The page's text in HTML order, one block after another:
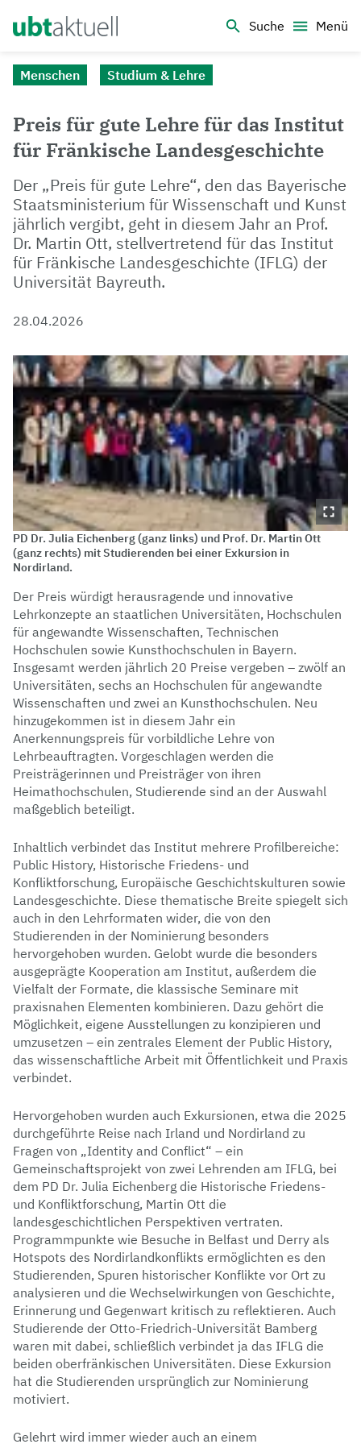
Logo Universität Bayreuth
Suche Menü
Menschen Studium & Lehre
Preis für gute Lehre für das Institut
für Fränkische Landesgeschichte
Der „Preis für gute Lehre“, den das Bayerische
Staatsministerium für Wissenschaft und Kunst
jährlich vergibt, geht in diesem Jahr an Prof.
Dr. Martin Ott, stellvertretend für das Institut
für Fränkische Landesgeschichte (IFLG) der
Universität Bayreuth.
28.04.2026
PD Dr. Julia Eichenberg (ganz links) und Prof. Dr. Martin Ott
(ganz rechts) mit Studierenden bei einer Exkursion in
Nordirland.
Der Preis würdigt herausragende und innovative
Lehrkonzepte an staatlichen Universitäten, Hochschulen
für angewandte Wissenschaften, Technischen
Hochschulen sowie Kunsthochschulen in Bayern.
Insgesamt werden jährlich 20 Preise vergeben – zwölf an
Universitäten, sechs an Hochschulen für angewandte
Wissenschaften und zwei an Kunsthochschulen. Neu
hinzugekommen ist in diesem Jahr ein
Anerkennungspreis für vorbildliche Lehre von
Lehrbeauftragten. Vorgeschlagen werden die
Preisträgerinnen und Preisträger von ihren
Heimathochschulen, Studierende sind an der Auswahl
maßgeblich beteiligt.
Inhaltlich verbindet das Institut mehrere Profilbereiche:
Public History, Historische Friedens- und
Konfliktforschung, Europäische Geschichtskulturen sowie
Landesgeschichte. Diese thematische Breite spiegelt sich
auch in den Lehrformaten wider, die von den
Studierenden in der Nominierung besonders
hervorgehoben wurden. Gelobt wurde die besonders
ausgeprägte Kooperation am Institut, außerdem die
Vielfalt der Formate, die klassische Seminare mit
praxisnahen Elementen kombinieren. Dazu gehört die
Möglichkeit, eigene Ausstellungen zu konzipieren und
umzusetzen – ein zentrales Element der Public History,
das wissenschaftliche Arbeit mit Öffentlichkeit und Praxis
verbindet.
Hervorgehoben wurden auch Exkursionen, etwa die 2025
durchgeführte Reise nach Irland und Nordirland zu
Fragen von „Identity and Conflict“ – ein
Gemeinschaftsprojekt von zwei Lehrenden am IFLG, bei
dem PD Dr. Julia Eichenberg die Historische Friedens-
und Konfliktforschung, Martin Ott die
landesgeschichtlichen Perspektiven vertraten.
Programmpunkte wie Besuche in Belfast und Derry als
Hotspots des Nordirlandkonflikts ermöglichten es den
Studierenden, Spuren historischer Konflikte vor Ort zu
analysieren und die Wechselwirkungen von Geschichte,
Erinnerung und Gegenwart kritisch zu reflektieren. Auch
Studierende der Otto-Friedrich-Universität Bamberg
waren mit dabei, schließlich verbindet ja das IFLG die
beiden oberfränkischen Universitäten. Diese Exkursion
hat die Studierenden ursprünglich zur Nominierung
motiviert.
Gelehrt wird immer wieder auch an einem